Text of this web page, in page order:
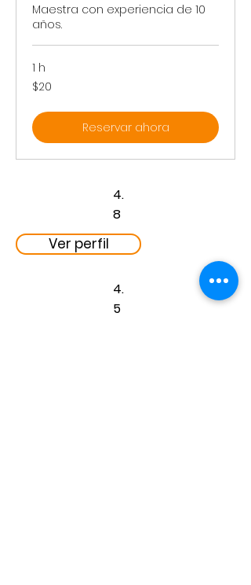
Maestra con experiencia de 10
años.
1 h
20
pesos
$20
Reservar ahora
4.
8
Ver perfil
4.
5